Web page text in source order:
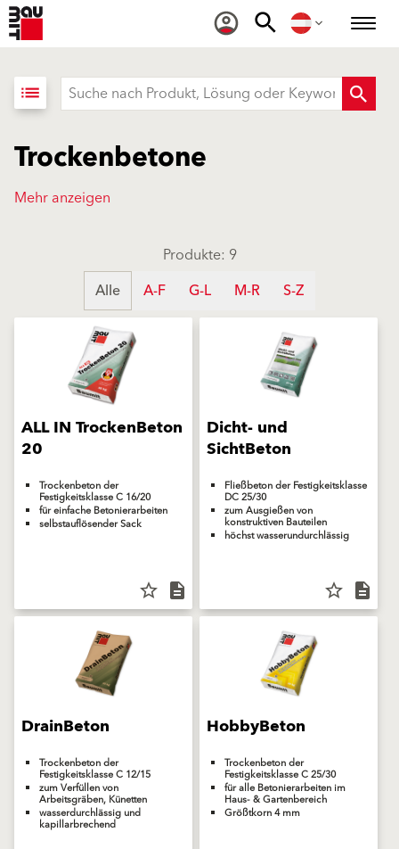
list
Trockenbetone
Mehr anzeigen
Produkte: 9
Alle
A-F G-L M-R S-Z
ALL IN TrockenBeton
20
Trockenbeton der
Festigkeitsklasse C 16/20
für einfache Betonierarbeiten
selbstauflösender Sack
star_border description
Dicht- und
SichtBeton
Fließbeton der Festigkeitsklasse
DC 25/30
zum Ausgießen von
konstruktiven Bauteilen
höchst wasserundurchlässig
star_border description
DrainBeton
Trockenbeton der
Festigkeitsklasse C 12/15
zum Verfüllen von
Arbeitsgräben, Künetten
wasserdurchlässig und
kapillarbrechend
HobbyBeton
Trockenbeton der
Festigkeitsklasse C 25/30
für alle Betonierarbeiten im
Haus- & Gartenbereich
Größtkorn 4 mm